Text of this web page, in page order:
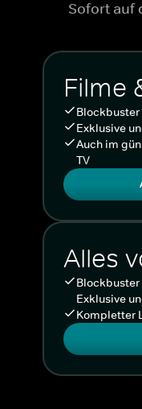
Sofort auf
Filme
Blockbuster
Exklusive
Auch im
TV
Alles
Blockbuster
Exklusive
Kompletter